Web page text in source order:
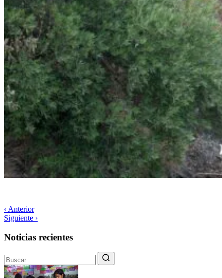
‹ Anterior
Siguiente ›
Noticias recientes